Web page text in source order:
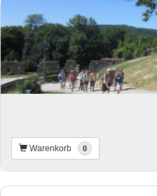
Warenkorb 0